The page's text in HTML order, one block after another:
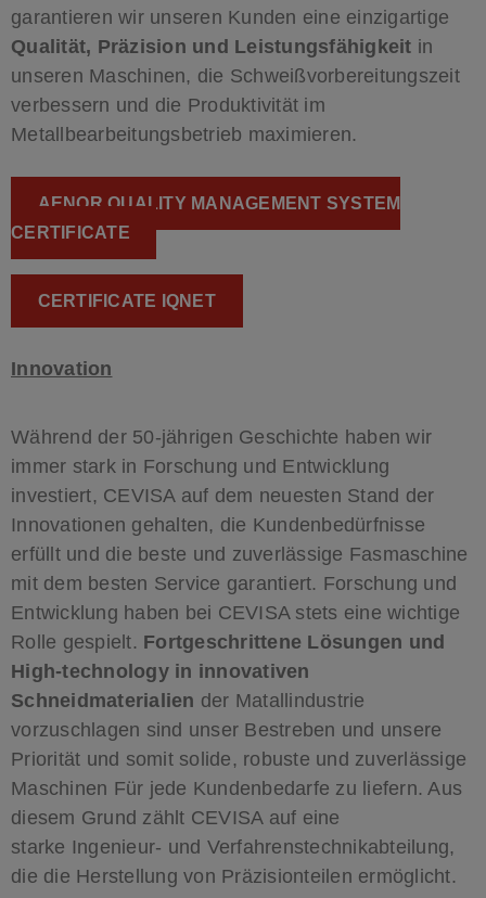
garantieren wir unseren Kunden eine einzigartige
Qualität, Präzision und Leistungsfähigkeit in
unseren Maschinen, die Schweißvorbereitungszeit
verbessern und die Produktivität im
Metallbearbeitungsbetrieb maximieren.
AENOR QUALITY MANAGEMENT SYSTEM
CERTIFICATE
CERTIFICATE IQNET
Innovation
Während der 50-jährigen Geschichte haben wir
immer stark in Forschung und Entwicklung
investiert, CEVISA auf dem neuesten Stand der
Innovationen gehalten, die Kundenbedürfnisse
erfüllt und die beste und zuverlässige Fasmaschine
mit dem besten Service garantiert. Forschung und
Entwicklung haben bei CEVISA stets eine wichtige
Rolle gespielt. Fortgeschrittene Lösungen und
High-technology in innovativen
Schneidmaterialien der Matallindustrie
vorzuschlagen sind unser Bestreben und unsere
Priorität und somit solide, robuste und zuverlässige
Maschinen Für jede Kundenbedarfe zu liefern. Aus
diesem Grund zählt CEVISA auf eine
starke Ingenieur- und Verfahrenstechnikabteilung,
die die Herstellung von Präzisionteilen ermöglicht.